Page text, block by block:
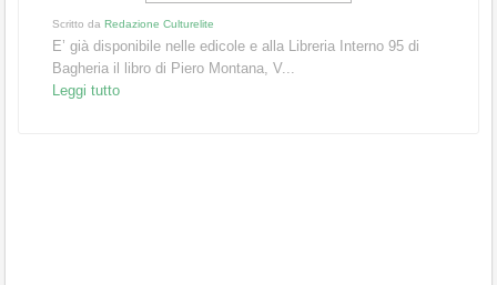
Scritto da Redazione Culturelite
E’ già disponibile nelle edicole e alla Libreria Interno 95 di
Bagheria il libro di Piero Montana, V...
Leggi tutto